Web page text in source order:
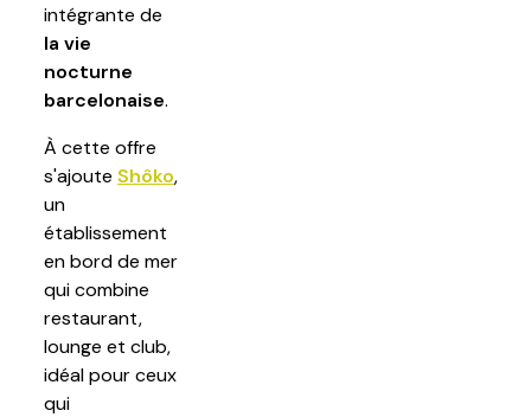
intégrante de
la vie
nocturne
barcelonaise.
À cette offre
s'ajoute Shôko,
un
établissement
en bord de mer
qui combine
restaurant,
lounge et club,
idéal pour ceux
qui